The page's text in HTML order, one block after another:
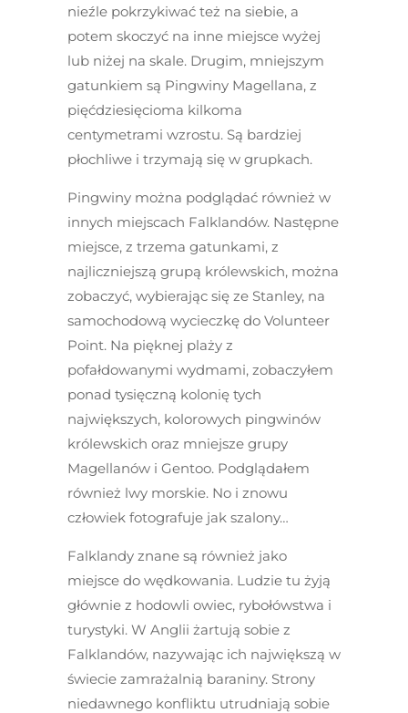
nieźle pokrzykiwać też na siebie, a
potem skoczyć na inne miejsce wyżej
lub niżej na skale. Drugim, mniejszym
gatunkiem są Pingwiny Magellana, z
pięćdziesięcioma kilkoma
centymetrami wzrostu. Są bardziej
płochliwe i trzymają się w grupkach.
Pingwiny można podglądać również w
innych miejscach Falklandów. Następne
miejsce, z trzema gatunkami, z
najliczniejszą grupą królewskich, można
zobaczyć, wybierając się ze Stanley, na
samochodową wycieczkę do Volunteer
Point. Na pięknej plaży z
pofałdowanymi wydmami, zobaczyłem
ponad tysięczną kolonię tych
największych, kolorowych pingwinów
królewskich oraz mniejsze grupy
Magellanów i Gentoo. Podglądałem
również lwy morskie. No i znowu
człowiek fotografuje jak szalony…
Falklandy znane są również jako
miejsce do wędkowania. Ludzie tu żyją
głównie z hodowli owiec, rybołówstwa i
turystyki. W Anglii żartują sobie z
Falklandów, nazywając ich największą w
świecie zamrażalnią baraniny. Strony
niedawnego konfliktu utrudniają sobie